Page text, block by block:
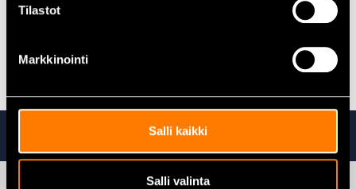
Tilastot
Markkinointi
Salli kaikki
Salli valinta
säkerhet, hållbarhet och komfort.
Ta även en titt på